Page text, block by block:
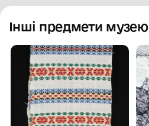
Інші предмети музею